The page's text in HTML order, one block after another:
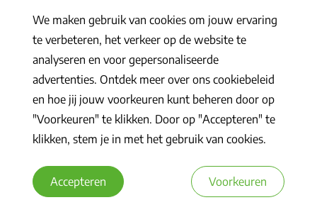
Privacy statement|Algemene voorwaarden |Hoe werkt het |
Veelgestelde vragen|Cookies
© 2026 Poiesz Supermarkten B.V. Alle rechten voorbehouden
We maken gebruik van cookies om jouw ervaring
te verbeteren, het verkeer op de website te
analyseren en voor gepersonaliseerde
advertenties. Ontdek meer over ons cookiebeleid
en hoe jij jouw voorkeuren kunt beheren door op
"Voorkeuren" te klikken. Door op "Accepteren" te
klikken, stem je in met het gebruik van cookies.
Accepteren Voorkeuren